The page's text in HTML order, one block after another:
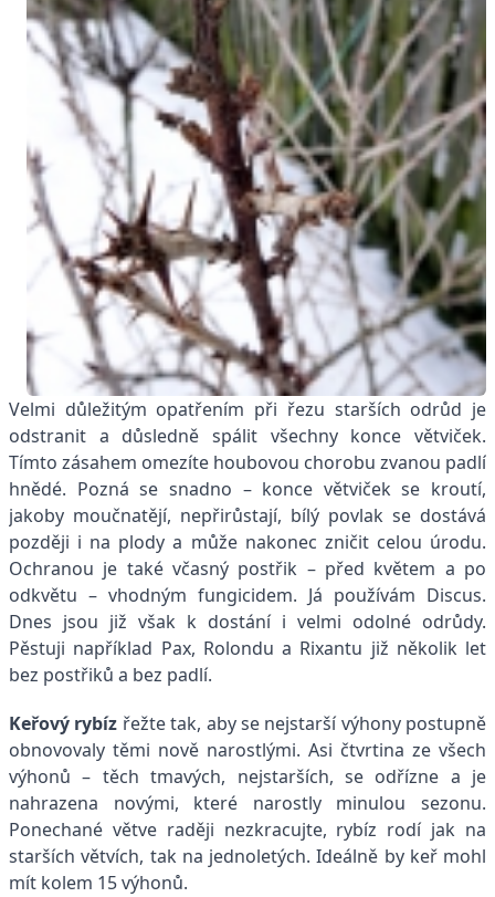
Velmi důležitým opatřením při řezu starších odrůd je
odstranit a důsledně spálit všechny konce větviček.
Tímto zásahem omezíte houbovou chorobu zvanou padlí
hnědé. Pozná se snadno – konce větviček se kroutí,
jakoby moučnatějí, nepřirůstají, bílý povlak se dostává
později i na plody a může nakonec zničit celou úrodu.
Ochranou je také včasný postřik – před květem a po
odkvětu – vhodným fungicidem. Já používám Discus.
Dnes jsou již však k dostání i velmi odolné odrůdy.
Pěstuji například Pax, Rolondu a Rixantu již několik let
bez postřiků a bez padlí.
Keřový rybíz řežte tak, aby se nejstarší výhony postupně
obnovovaly těmi nově narostlými. Asi čtvrtina ze všech
výhonů – těch tmavých, nejstarších, se odřízne a je
nahrazena novými, které narostly minulou sezonu.
Ponechané větve raději nezkracujte, rybíz rodí jak na
starších větvích, tak na jednoletých. Ideálně by keř mohl
mít kolem 15 výhonů.